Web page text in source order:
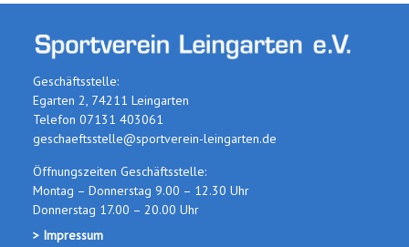
Geschäftsstelle:
Egarten 2, 74211 Leingarten
Telefon 07131 403061
geschaeftsstelle@sportverein-leingarten.de
Öffnungszeiten Geschäftsstelle:
Montag – Donnerstag 9.00 – 12.30 Uhr
Donnerstag 17.00 – 20.00 Uhr
> Impressum